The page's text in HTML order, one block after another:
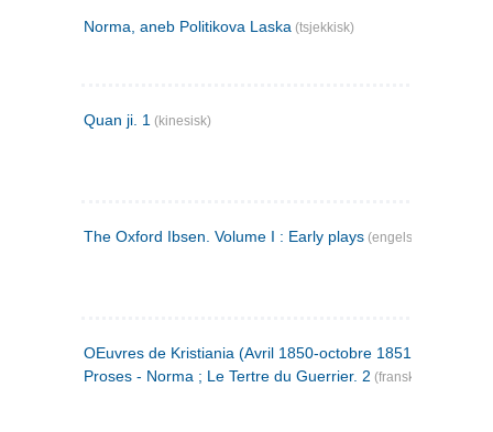
Norma, aneb Politikova Laska (tsjekkisk)
Quan ji. 1 (kinesisk)
The Oxford Ibsen. Volume I : Early plays (engelsk)
OEuvres de Kristiania (Avril 1850-octobre 1851) : Poèmes
Proses - Norma ; Le Tertre du Guerrier. 2 (fransk)